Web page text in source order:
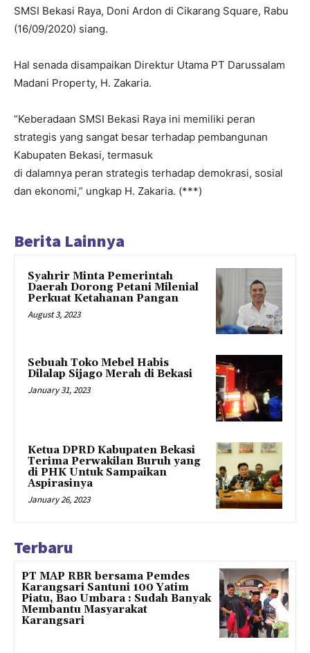
SMSI Bekasi Raya, Doni Ardon di Cikarang Square, Rabu
(16/09/2020) siang.
Hal senada disampaikan Direktur Utama PT Darussalam
Madani Property, H. Zakaria.
“Keberadaan SMSI Bekasi Raya ini memiliki peran
strategis yang sangat besar terhadap pembangunan
Kabupaten Bekasi, termasuk
di dalamnya peran strategis terhadap demokrasi, sosial
dan ekonomi,” ungkap H. Zakaria. (***)
Berita Lainnya
Syahrir Minta Pemerintah
Daerah Dorong Petani Milenial
Perkuat Ketahanan Pangan
August 3, 2023
Sebuah Toko Mebel Habis
Dilalap Sijago Merah di Bekasi
January 31, 2023
Ketua DPRD Kabupaten Bekasi
Terima Perwakilan Buruh yang
di PHK Untuk Sampaikan
Aspirasinya
January 26, 2023
Terbaru
PT MAP RBR bersama Pemdes
Karangsari Santuni 100 Yatim
Piatu, Bao Umbara : Sudah Banyak
Membantu Masyarakat
Karangsari